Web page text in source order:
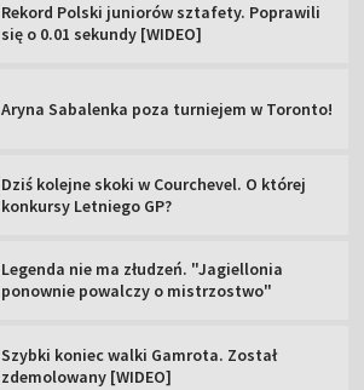
Rekord Polski juniorów sztafety. Poprawili
się o 0.01 sekundy [WIDEO]
Aryna Sabalenka poza turniejem w Toronto!
Dziś kolejne skoki w Courchevel. O której
konkursy Letniego GP?
Legenda nie ma złudzeń. "Jagiellonia
ponownie powalczy o mistrzostwo"
Szybki koniec walki Gamrota. Został
zdemolowany [WIDEO]